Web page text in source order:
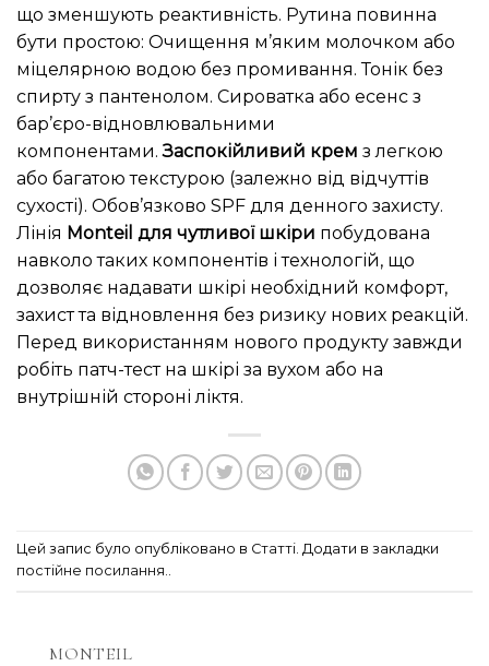
що зменшують реактивність. Рутина повинна
бути простою: Очищення м’яким молочком або
міцелярною водою без промивання. Тонік без
спирту з пантенолом. Сироватка або есенс з
бар’єро-відновлювальними
компонентами.Заспокійливий крем з легкою
або багатою текстурою (залежно від відчуттів
сухості). Обов’язково SPF для денного захисту.
Лінія Monteil для чутливої шкіри побудована
навколо таких компонентів і технологій, що
дозволяє надавати шкірі необхідний комфорт,
захист та відновлення без ризику нових реакцій.
Перед використанням нового продукту завжди
робіть патч-тест на шкірі за вухом або на
внутрішній стороні ліктя.
Цей запис було опубліковано в Статті. Додати в закладки
постійне посилання..
MONTEIL